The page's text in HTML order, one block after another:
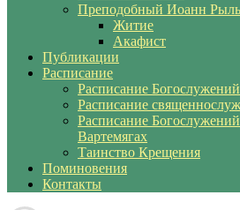
Преподобный Иоанн
Житие
Акафист
Публикации
Расписание
Расписание
Расписание
Расписание
Вартемягах
Таинство Крещения
Поминовения
Контакты